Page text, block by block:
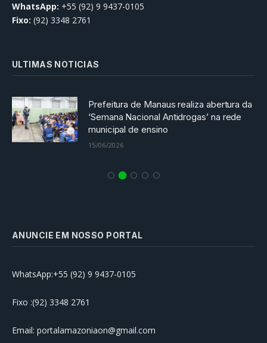
WhatsApp: +55 (92) 9 9437-0105
Fixo: (92) 3348 2761
ULTIMAS NOTICIAS
Prefeitura de Manaus realiza abertura da
‘Semana Nacional Antidrogas’ na rede
municipal de ensino
15/06/2026
ANUNCIE EM NOSSO PORTAL
WhatsApp:+55 (92) 9 9437-0105
Fixo :(92) 3348 2761
Email: portalamazoniaon@gmail.com